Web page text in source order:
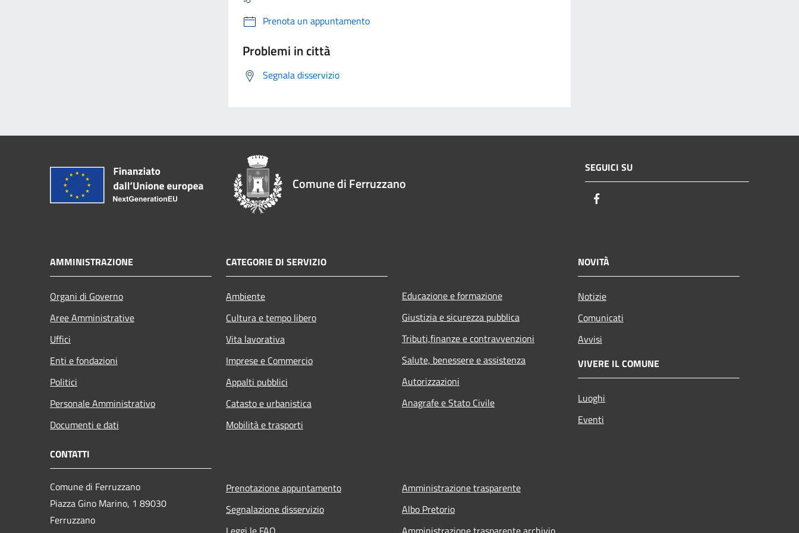
Prenota un appuntamento
Problemi in città
Segnala disservizio
Comune di Ferruzzano
SEGUICI SU
AMMINISTRAZIONE
Organi di Governo
Aree Amministrative
Uffici
Enti e fondazioni
Politici
Personale Amministrativo
Documenti e dati
CATEGORIE DI SERVIZIO
Ambiente
Cultura e tempo libero
Vita lavorativa
Imprese e Commercio
Appalti pubblici
Catasto e urbanistica
Mobilità e trasporti
Educazione e formazione
Giustizia e sicurezza pubblica
Tributi,finanze e contravvenzioni
Salute, benessere e assistenza
Autorizzazioni
Anagrafe e Stato Civile
NOVITÀ
Notizie
Comunicati
Avvisi
VIVERE IL COMUNE
Luoghi
Eventi
CONTATTI
Comune di Ferruzzano
Piazza Gino Marino, 1 89030
Ferruzzano
Prenotazione appuntamento
Segnalazione disservizio
Amministrazione trasparente
Albo Pretorio